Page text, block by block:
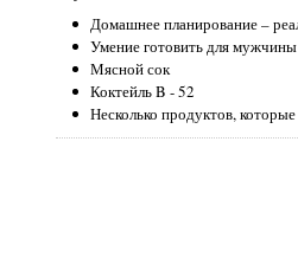
Домашнее планирование –
Умение готовить для
Мясной сок
Коктейль B - 52
Несколько продуктов,